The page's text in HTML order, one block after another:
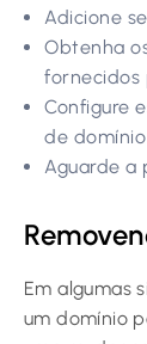
Adicione
Obtenha
fornecidos
Configure
de domínio
Aguarde a
Em algumas
um domínio